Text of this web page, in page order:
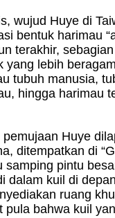
wujud Huye di
bentuk harimau
terakhir,
yang lebih
tubuh manusia,
hingga harimau
Huye
ditempatkan di
samping pintu
dalam kuil di
ruang
pula bahwa kuil